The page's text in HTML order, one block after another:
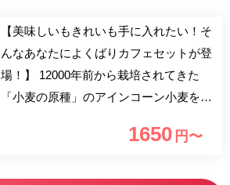
【美味しいもきれいも手に入れたい！そ
んなあなたによくばりカフェセットが登
場！】 12000年前から栽培されてきた
「小麦の原種」のアインコーン小麦を使
とてもヘルシー、Soyレアチーズムース
1650 円〜